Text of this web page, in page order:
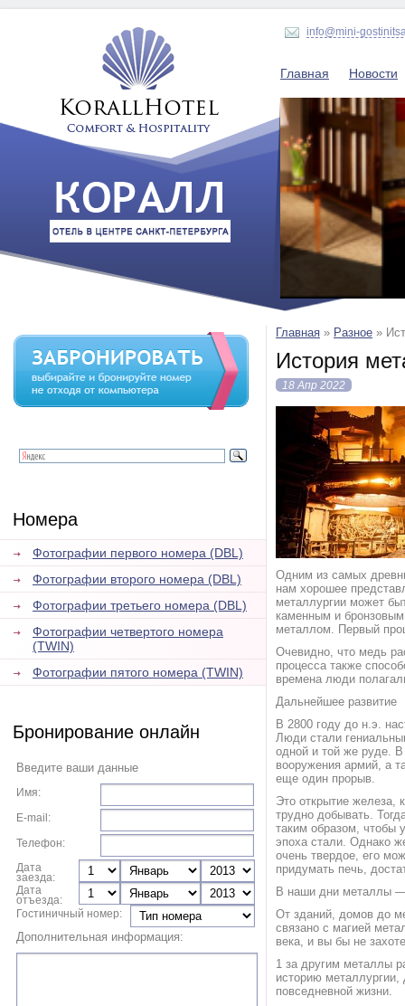
info@mini-
Главная Новости
Номера
Фотографии первого номера (DBL)
Фотографии второго номера (DBL)
Фотографии третьего номера (DBL)
Фотографии четвертого номера
(TWIN)
Фотографии пятого номера (TWIN)
Бронирование онлайн
Введите ваши данные
Имя:
E-mail:
Телефон:
Дата
заезда:
Дата
отъезда:
Гостиничный номер:
Дополнительная информация:
Главная » Разное »
История
18 Апр 2022
Одним из самых
нам хорошее
металлургии может
каменным и
металлом. Первый
Очевидно, что медь
процесса также
времена люди
Дальнейшее развитие
В 2800 году до н.э.
Люди стали
одной и той же руде. В
вооружения армий, а
еще один прорыв.
Это открытие железа,
трудно добывать.
таким образом, чтобы
эпоха стали. Однако
очень твердое, его
придумать печь,
В наши дни металлы —
От зданий, домов до
связано с магией
века, и вы бы не
1 за другим металлы
историю
повседневной жизни.